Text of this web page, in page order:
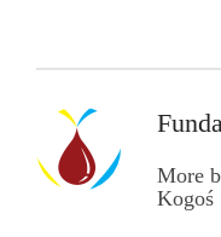
More
Kogoś